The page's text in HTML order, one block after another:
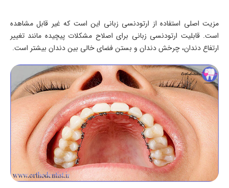
مزیت اصلی استفاده از ارتودنسی زبانی این است که غیر قابل مشاهده
است. قابلیت ارتودنسی زبانی برای اصلاح مشکلات پیچیده مانند تغییر
ارتفاع دندان، چرخش دندان و بستن فضای خالی بین دندان بیشتر است.